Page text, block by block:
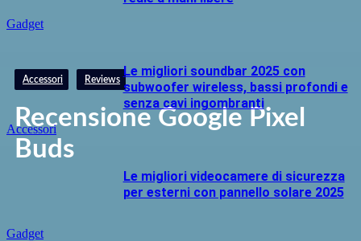
Accessori Reviews
Recensione Google Pixel
Buds
Gadget
Accessori
Le migliori soundbar 2025 con
subwoofer wireless, bassi profondi e
senza cavi ingombranti
Gadget
Le migliori videocamere di sicurezza
per esterni con pannello solare 2025